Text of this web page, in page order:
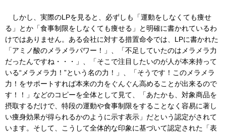
しかし、実際のLPを見ると、必ずしも「運動をしなくても痩せ
る」とか「食事制限をしなくても痩せる」と明確に書かれているわ
けではありません。ある会社に対する措置命令では、LPに書かれた
「アミノ酸のメラメラパワー！」、「不足していたのはメラメラ力
だったんですね・・・」、「そこで注目したいのが人が本来持って
いる“メラメラ力！”という名の力！」、「そうです！このメラメラ
力！をサポートすれば本来の力をぐんぐん高めることが出来るので
す！！」などのコピーを全体として見て、「あたかも、対象商品を
摂取するだけで、特段の運動や食事制限をすることなく容易に著し
い痩身効果が得られるかのように示す表示」だという認定がされて
います。そして、こうして全体的な印象に基づいて認定された「表